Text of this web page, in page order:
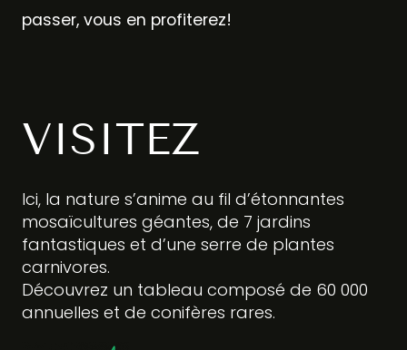
passer, vous en profiterez!
VISITEZ
Ici, la nature s’anime au fil d’étonnantes
mosaïcultures géantes, de 7 jardins
fantastiques et d’une serre de plantes
carnivores.
Découvrez un tableau composé de 60 000
annuelles et de conifères rares.